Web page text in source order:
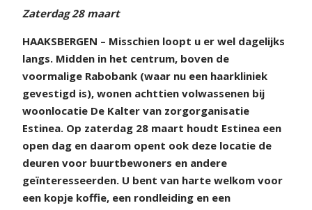
Zaterdag 28 maart
HAAKSBERGEN – Misschien loopt u er wel dagelijks
langs. Midden in het centrum, boven de
voormalige Rabobank (waar nu een haarkliniek
gevestigd is), wonen achttien volwassenen bij
woonlocatie De Kalter van zorgorganisatie
Estinea. Op zaterdag 28 maart houdt Estinea een
open dag en daarom opent ook deze locatie de
deuren voor buurtbewoners en andere
geïnteresseerden. U bent van harte welkom voor
een kopje koffie, een rondleiding en een